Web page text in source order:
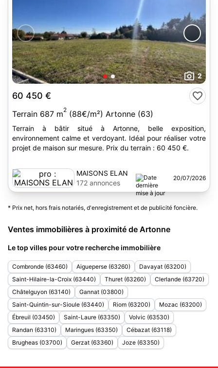
2
60 450 €
Terrain 687 m2 (88€/m²) Artonne (63)
Terrain à bâtir situé à Artonne, belle exposition,
environnement calme et verdoyant. Idéal pour réaliser votre
projet de maison sur mesure. Prix du terrain : 60 450 €.
MAISONS ELAN
172 annonces
20/07/2026
* Prix net, hors frais notariés, d'enregistrement et de publicité foncière.
Ventes immobilières à proximité de Artonne
Le top villes pour votre recherche immobilière
Combronde (63460) Aigueperse (63260)
Davayat (63200)
Saint-Hilaire-la-Croix (63440)
Thuret (63260)
Clerlande (63720)
Châtelguyon (63140)
Gannat (03800)
Saint-Quintin-sur-Sioule (63440)
Riom (63200)
Mozac (63200)
Ébreuil (03450)
Saint-Laure (63350)
Volvic (63530)
Randan (63310)
Maringues (63350)
Cébazat (63118)
Brugheas (03700)
Gerzat (63360) Joze (63350)